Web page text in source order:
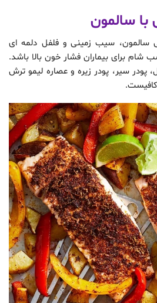
با سالمون
سالمون، سیب زمینی و فلفل دلمه ای
شام برای بیماران فشار خون بالا باشد.
پودر سیر، پودر زیره و عصاره لیمو ترش
کافیست.